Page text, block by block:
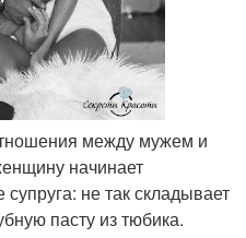
между мужем и
начинает
не так складывает
пасту из тюбика.